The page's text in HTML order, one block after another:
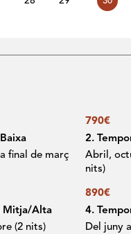
final de març
790€
2.
Abril,
nits)
Mitja/Alta
(2 nits)
890€
4.
Del juny